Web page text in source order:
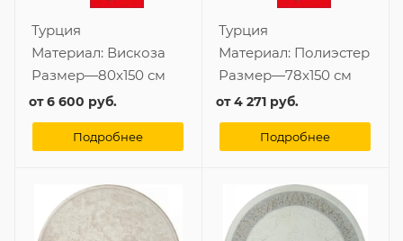
Турция
Материал: Вискоза
Размер—80x150 см
от6 600 руб.
Подробнее
Турция
Материал: Полиэстер
Размер—78x150 см
от4 271 руб.
Подробнее